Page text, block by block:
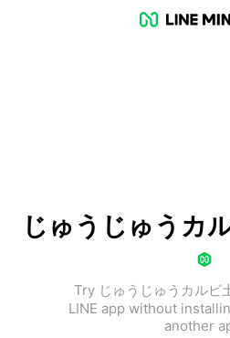
じゅうじゅうカ
Try じゅうじゅうカルビ
LINE app without
another